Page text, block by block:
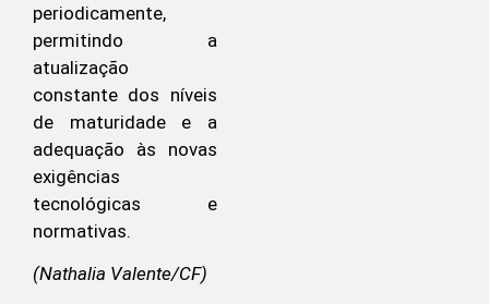
periodicamente,
permitindo a
atualização
constante dos níveis
de maturidade e a
adequação às novas
exigências
tecnológicas e
normativas.
(Nathalia Valente/CF)